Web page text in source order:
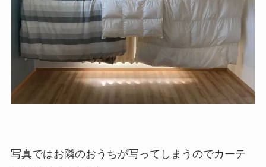
写真ではお隣のおうちが写ってしまうのでカーテ